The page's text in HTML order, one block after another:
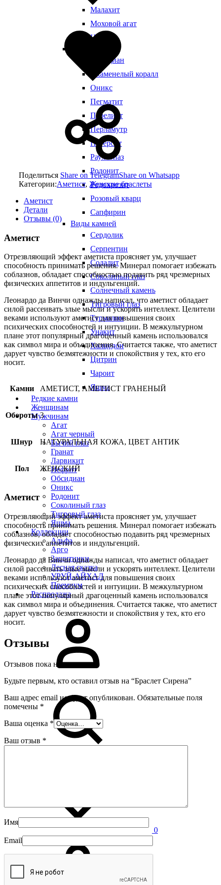
Малахит
Моховой агат
Нефрит
Обсидиан
Окаменелый коралл
Оникс
Пегматит
Переливт
Перламутр
Петерсит
Раухтопаз
Родонит
Родохрозит
Розовый кварц
Сапфирин
Виды камней
Сердолик
Серпентин
Содалит
Соколиный глаз
Солнечный камень
Тигровый глаз
Турмалин
Унакит
Халцедон
Цитрин
Чароит
Яшма
Редкие камни
Женщинам
Мужчинам
Агат
Агат черный
Бычий глаз
Гранат
Ларвикит
Нефрит
Обсидиан
Оникс
Родонит
Соколиный глаз
Тигровый глаз
Яшма
Коллекции
Альфа
Арго
Защитники
Лесная сказка
УРУЙ-АЙХАЛ
Премиум
Распродажа
0
Поделиться Share on TelegramShare on Whatsapp
Категории:Аметист, Женские браслеты
Аметист
Детали
Отзывы (0)
Аметист
Отрезвляющий эффект аметиста проясняет ум, улучшает
способность принимать решения. Минерал помогает избежать
соблазнов, обладает способностью подавить ряд чрезмерных
физических аппетитов и индульгенций.
Леонардо да Винчи однажды написал, что аметист обладает
силой рассеивать злые мысли и ускорять интеллект. Целители
веками используют аметист для повышения своих
психических способностей и интуиции. В межкультурном
плане этот популярный драгоценный камень использовался
как символ мира и объединения. Считается также, что аметист
дарует чувство безмятежности и спокойствия у тех, кто его
носит.
Камни АМЕТИСТ, АМЕТИСТ ГРАНЕНЫЙ
Обороты 3
Шнур НАТУРАЛЬНАЯ КОЖА, ЦВЕТ АНТИК
Пол ЖЕНСКИЙ
Аметист
Отрезвляющий эффект аметиста проясняет ум, улучшает
способность принимать решения. Минерал помогает избежать
соблазнов, обладает способностью подавить ряд чрезмерных
физических аппетитов и индульгенций.
Леонардо да Винчи однажды написал, что аметист обладает
силой рассеивать злые мысли и ускорять интеллект. Целители
веками используют аметист для повышения своих
психических способностей и интуиции. В межкультурном
плане этот популярный драгоценный камень использовался
как символ мира и объединения. Считается также, что аметист
дарует чувство безмятежности и спокойствия у тех, кто его
носит.
Отзывы
Отзывов пока нет.
Будьте первым, кто оставил отзыв на “Браслет Сирена”
Ваш адрес email не будет опубликован. Обязательные поля
помечены *
Ваша оценка *
Ваш отзыв *
Имя
Email